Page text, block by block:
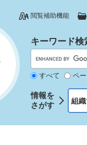
閲覧補助機能
キーワード検
すべて ペ
情報を
さがす
組